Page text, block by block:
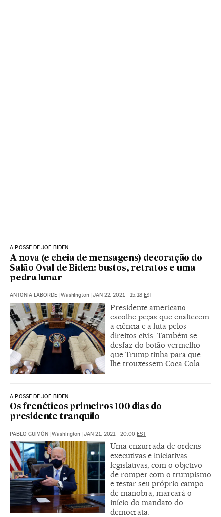
A POSSE DE JOE BIDEN
A nova (e cheia de mensagens) decoração do
Salão Oval de Biden: bustos, retratos e uma
pedra lunar
ANTONIA LABORDE | Washington | JAN 22, 2021 - 15:18 EST
Presidente americano
escolhe peças que enaltecem
a ciência e a luta pelos
direitos civis. Também se
desfaz do botão vermelho
que Trump tinha para que
lhe trouxessem Coca-Cola
A POSSE DE JOE BIDEN
Os frenéticos primeiros 100 dias do
presidente tranquilo
PABLO GUIMÓN | Washington | JAN 21, 2021 - 20:00 EST
Uma enxurrada de ordens
executivas e iniciativas
legislativas, com o objetivo
de romper com o trumpismo
e testar seu próprio campo
de manobra, marcará o
início do mandato do
democrata.